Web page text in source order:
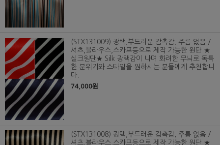
(STX131009) 광택,부드러운 감촉감, 주름 없음 /
셔츠,블라우스,스카프등으로 제작 가능한 원단 ★
실크원단★ Silk 광택감이 나며 화려한 무늬로 독특
한 분위기와 스타일을 원하시는 분들에게 추천합니
다.
74,000원
(STX131008) 광택,부드러운 감촉감, 주름 없음 /
셔츠,블라우스,스카프등으로 제작 가능한 원단 ★